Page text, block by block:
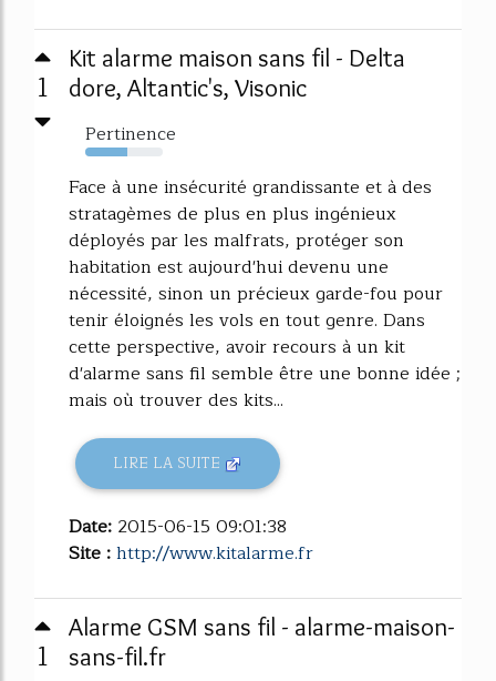
1
Kit alarme maison sans fil - Delta
dore, Altantic's, Visonic
Pertinence
54%
Face à une insécurité grandissante et à des
stratagèmes de plus en plus ingénieux
déployés par les malfrats, protéger son
habitation est aujourd'hui devenu une
nécessité, sinon un précieux garde-fou pour
tenir éloignés les vols en tout genre. Dans
cette perspective, avoir recours à un kit
d'alarme sans fil semble être une bonne idée ;
mais où trouver des kits...
LIRE LA SUITE
Date: 2015-06-15 09:01:38
Site :http://www.kitalarme.fr
1
Alarme GSM sans fil - alarme-maison-
sans-fil.fr